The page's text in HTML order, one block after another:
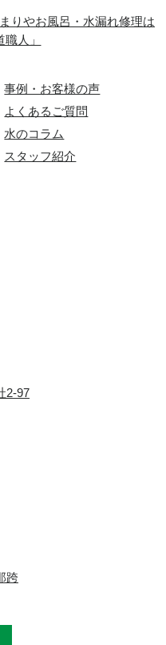
りやお風呂・水漏れ修理は
職人」
事例・お客様の声
よくあるご質問
水のコラム
スタッフ紹介
2-97
跨